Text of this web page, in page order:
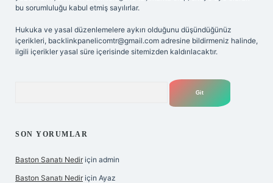
bu sorumluluğu kabul etmiş sayılırlar.
Hukuka ve yasal düzenlemelere aykırı olduğunu düşündüğünüz
içerikleri, backlinkpanelicomtr@gmail.com adresine bildirmeniz halinde,
ilgili içerikler yasal süre içerisinde sitemizden kaldırılacaktır.
SON YORUMLAR
Baston Sanatı Nedir için admin
Baston Sanatı Nedir için Ayaz